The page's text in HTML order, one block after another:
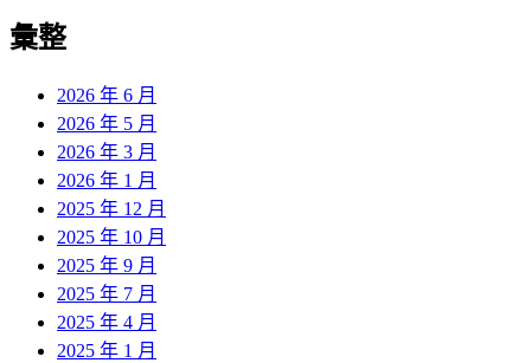
彙整
2026 年 6 月
2026 年 5 月
2026 年 3 月
2026 年 1 月
2025 年 12 月
2025 年 10 月
2025 年 9 月
2025 年 7 月
2025 年 4 月
2025 年 1 月